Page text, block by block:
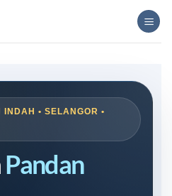
• SELANGOR •
Pandan